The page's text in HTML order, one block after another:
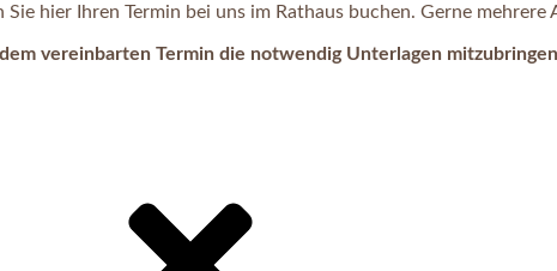
Sie hier Ihren Termin bei uns im Rathaus buchen. Gerne
vereinbarten Termin die notwendig Unterlagen